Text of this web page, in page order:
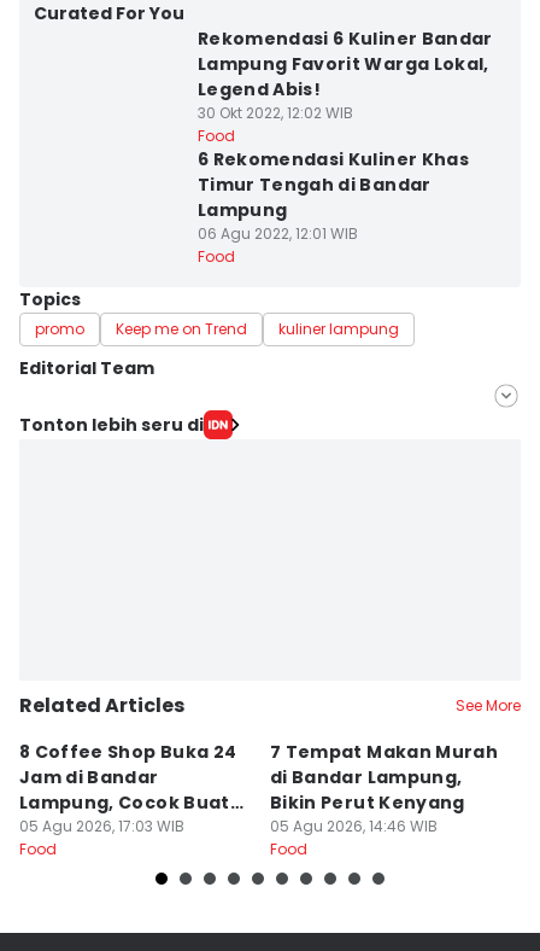
Curated For You
Rekomendasi 6 Kuliner Bandar
Lampung Favorit Warga Lokal,
Legend Abis!
30 Okt 2022, 12:02 WIB
Food
6 Rekomendasi Kuliner Khas
Timur Tengah di Bandar
Lampung
06 Agu 2022, 12:01 WIB
Food
Topics
promo Keep me on Trend kuliner lampung
Editorial Team
Editor
Tonton lebih seru di
Related Articles See More
8 Coffee Shop Buka 24
Jam di Bandar
Lampung, Cocok Buat
Begadang
05 Agu 2026, 17:03 WIB
Food
7 Tempat Makan Murah
di Bandar Lampung,
Bikin Perut Kenyang
05 Agu 2026, 14:46 WIB
Food